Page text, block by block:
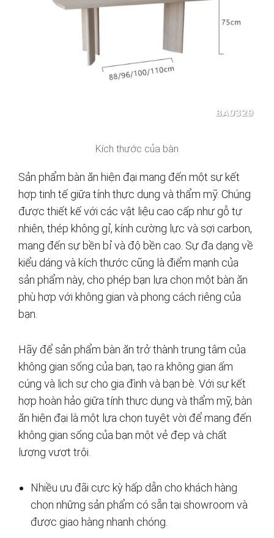
Kích thước của bàn
Sản phẩm bàn ăn hiện đại mang đến một sự kết
hợp tinh tế giữa tính thực dụng và thẩm mỹ. Chúng
được thiết kế với các vật liệu cao cấp như gỗ tự
nhiên, thép không gỉ, kính cường lực và sợi carbon,
mang đến sự bền bỉ và độ bền cao. Sự đa dạng về
kiểu dáng và kích thước cũng là điểm mạnh của
sản phẩm này, cho phép bạn lựa chọn một bàn ăn
phù hợp với không gian và phong cách riêng của
bạn.
Hãy để sản phẩm bàn ăn trở thành trung tâm của
không gian sống của bạn, tạo ra không gian ấm
cúng và lịch sự cho gia đình và bạn bè. Với sự kết
hợp hoàn hảo giữa tính thực dụng và thẩm mỹ, bàn
ăn hiện đại là một lựa chọn tuyệt vời để mang đến
không gian sống của bạn một vẻ đẹp và chất
lượng vượt trội.
Nhiều ưu đãi cực kỳ hấp dẫn cho khách hàng
chọn những sản phẩm có sẵn tại showroom và
được giao hàng nhanh chóng.